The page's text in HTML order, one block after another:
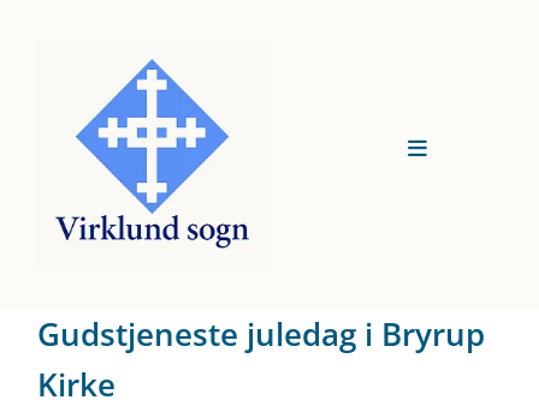
Gudstjeneste juledag i Bryrup
Kirke